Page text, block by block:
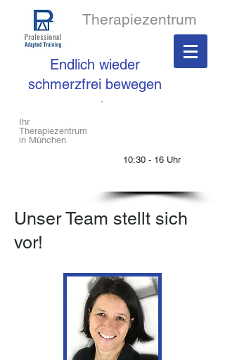
Therapiezentrum
Endlich wieder
schmerzfrei bewegen
Ihr
Therapiezentrum
in München
10:30 - 16 Uhr
Unser Team stellt sich
vor!